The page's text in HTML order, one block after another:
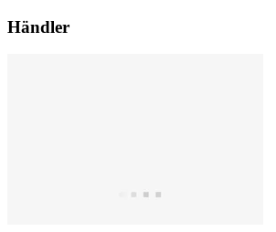
Händler